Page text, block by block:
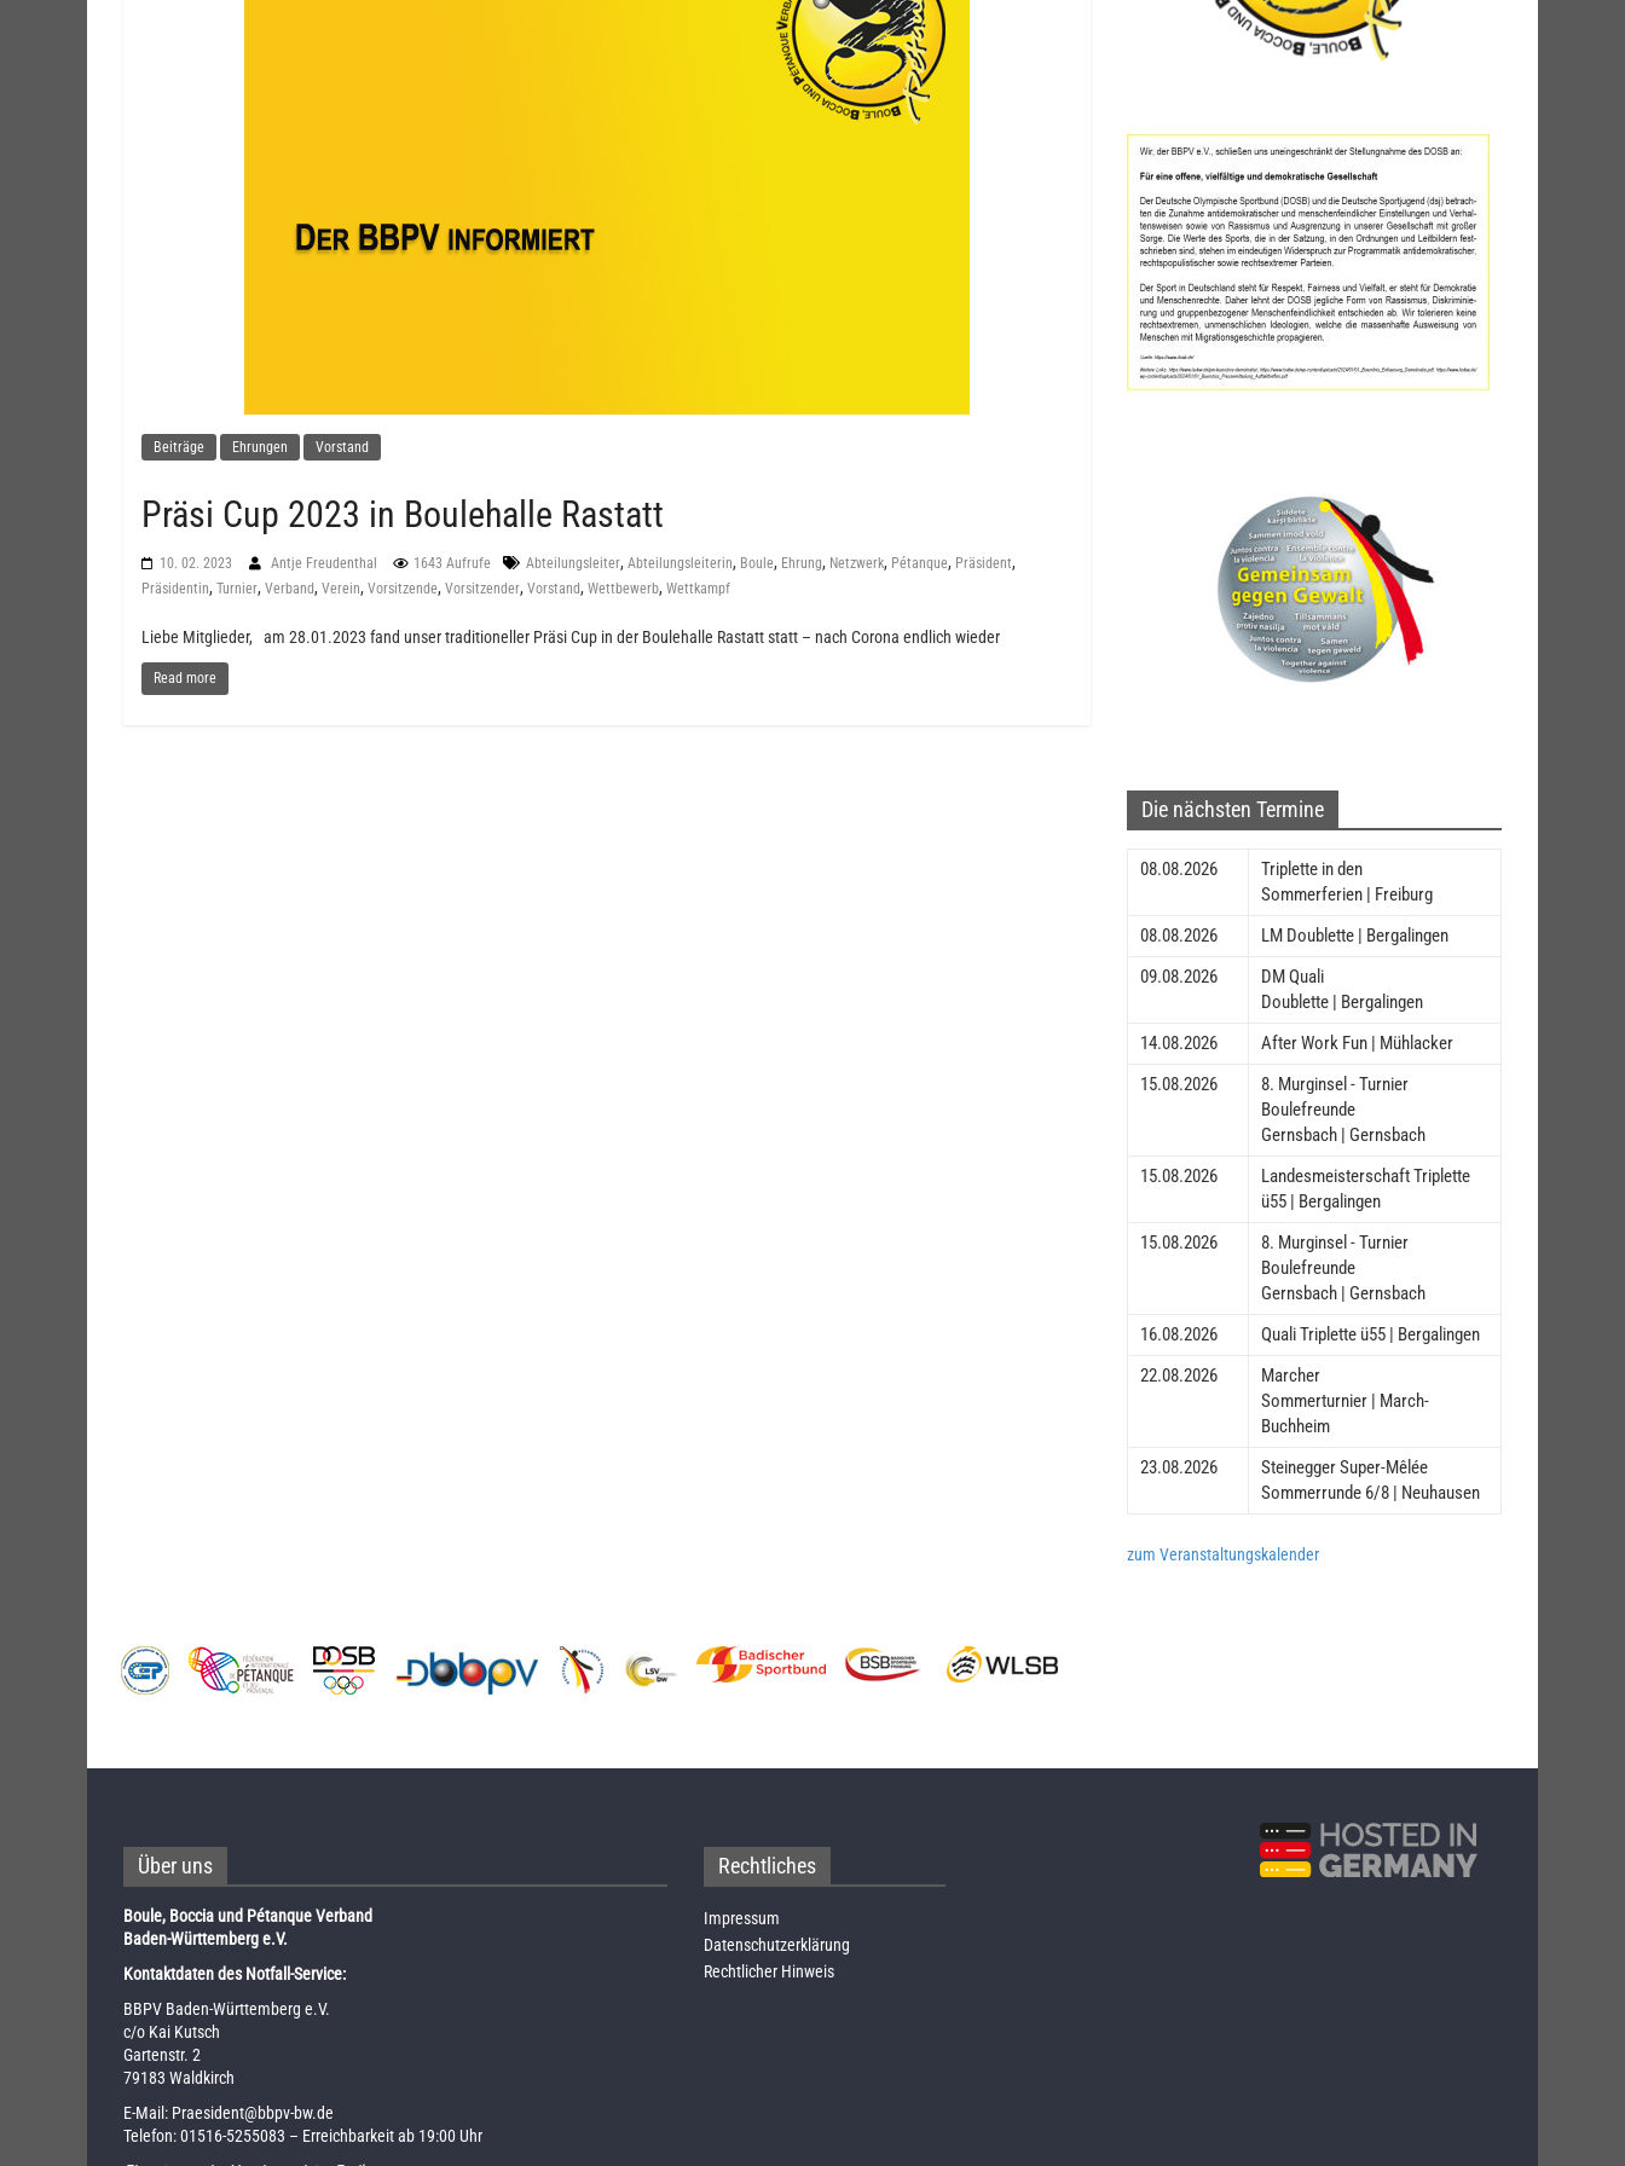
Beiträge Ehrungen Vorstand
Präsi Cup 2023 in Boulehalle Rastatt
10. 02. 2023 Antje Freudenthal 1643 Aufrufe Abteilungsleiter, Abteilungsleiterin, Boule, Ehrung, Netzwerk, Pétanque, Präsident,
Präsidentin, Turnier, Verband, Verein, Vorsitzende, Vorsitzender, Vorstand, Wettbewerb, Wettkampf
Liebe Mitglieder, am 28.01.2023 fand unser traditioneller Präsi Cup in der Boulehalle Rastatt statt – nach Corona endlich wieder
Read more
Die nächsten Termine
08.08.2026
Triplette in den
Sommerferien | Freiburg
08.08.2026
LM Doublette | Bergalingen
09.08.2026
DM Quali
Doublette | Bergalingen
14.08.2026
After Work Fun | Mühlacker
15.08.2026
8. Murginsel - Turnier
Boulefreunde
Gernsbach | Gernsbach
15.08.2026
Landesmeisterschaft Triplette
ü55 | Bergalingen
15.08.2026
8. Murginsel - Turnier
Boulefreunde
Gernsbach | Gernsbach
16.08.2026
Quali Triplette ü55 | Bergalingen
22.08.2026
Marcher
Sommerturnier | March-
Buchheim
23.08.2026
Steinegger Super-Mêlée
Sommerrunde 6/8 | Neuhausen
zum Veranstaltungskalender
Über uns
Boule, Boccia und Pétanque Verband
Baden-Württemberg e.V.
Kontaktdaten des Notfall-Service:
BBPV Baden-Württemberg e.V.
c/o Kai Kutsch
Gartenstr. 2
79183 Waldkirch
E-Mail: Praesident@bbpv-bw.de
Telefon:01516-5255083 – Erreichbarkeit ab 19:00 Uhr
Rechtliches
Impressum
Datenschutzerklärung
Rechtlicher Hinweis